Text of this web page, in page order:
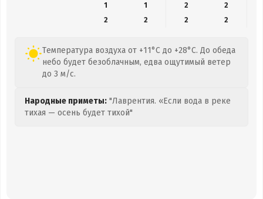
1
1 2
2
2
2 2 2
Температура воздуха от +11°C до +28°C. До обеда
небо будет безоблачным, едва ощутимый ветер
до 3 м/с.
Народные приметы: "Лаврентия. «Если вода в реке
тихая — осень будет тихой"